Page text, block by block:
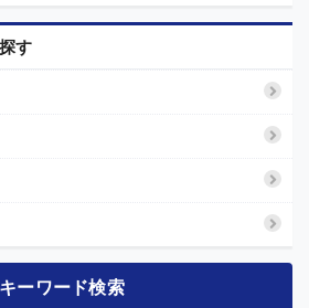
す
キーワード検索